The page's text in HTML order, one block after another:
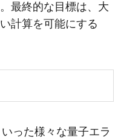
最終的な目標は、大
計算を可能にする
った様々な量子エラ